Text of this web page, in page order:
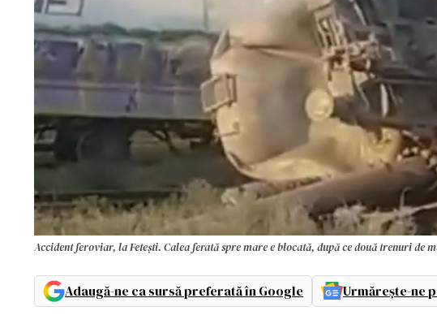
Accident feroviar, la Fetești. Calea ferată spre mare e blocată, după ce două trenuri de
Adaugă-ne ca sursă preferată în Google Urmărește-ne